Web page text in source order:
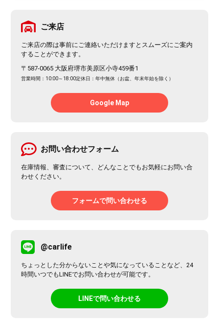
ご来店
ご来店の際は事前にご連絡いただけますとスムーズにご案内
することができます。
〒587-0065 大阪府堺市美原区小寺459番1
営業時間：10:00～18:00定休日：年中無休（お盆、年末年始を除く）
Google Map
お問い合わせフォーム
在庫情報、審査について、どんなことでもお気軽にお問い合
わせください。
フォームで問い合わせる
@carlife
ちょっとした分からないことや気になっていることなど、24
時間いつでもLINEでお問い合わせが可能です。
LINEで問い合わせる